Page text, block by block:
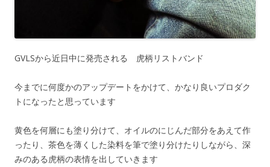
GVLSから近日中に発売される 虎柄リストバンド
今までに何度かのアップデートをかけて、かなり良いプロダク
トになったと思っています
黄色を何層にも塗り分けて、オイルのにじんだ部分をあえて作
ったり、茶色を薄くした染料を筆で塗り分けたりしながら、深
みのある虎柄の表情を出していきます